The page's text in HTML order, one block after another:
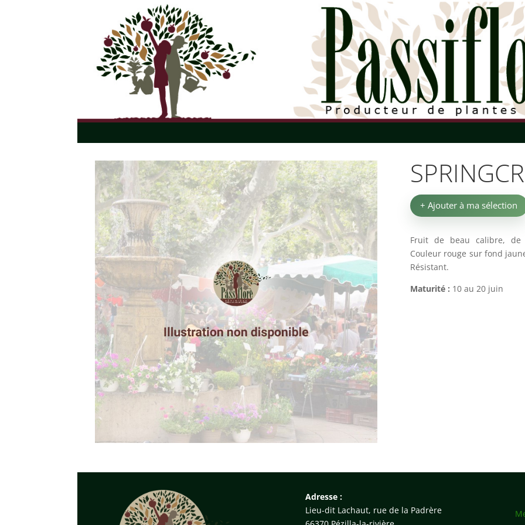
+ Ajouter à ma sélection
Fruit de beau calibre, de
Couleur rouge sur fond
Résistant.
Maturité : 10 au 20 juin
Adresse :
Lieu-dit Lachaut, rue de la Padrère